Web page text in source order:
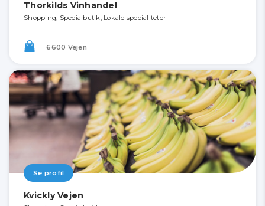
Thorkilds Vinhandel
Shopping, Specialbutik, Lokale specialiteter
6600 Vejen
Se profil
Kvickly Vejen